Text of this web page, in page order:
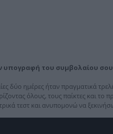
υπογραφή του συμβολαίου σου
δύο ημέρες ήταν πραγματικά
όλους, τους παίκτες και το
τεστ και ανυπομονώ να